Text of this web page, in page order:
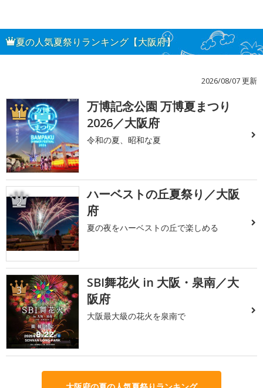
夏の人気夏祭りランキング【大阪府】
2026/08/07 更新
1
万博記念公園 万博夏まつり
2026／大阪府
令和の夏、昭和な夏
2
ハーベストの丘夏祭り／大阪
府
夏の夜をハーベストの丘で楽しめる
3
SBI舞花火 in 大阪・泉南／大
阪府
大阪最大級の花火を泉南で